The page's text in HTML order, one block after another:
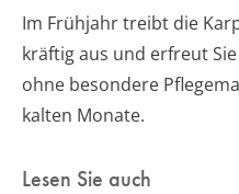
Im Frühjahr treibt die
kräftig aus und erfreut
ohne besondere
kalten Monate.
Lesen Sie auch